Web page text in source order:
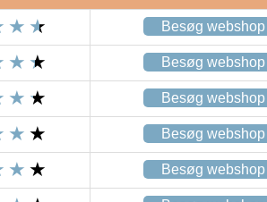
Besøg webshop
Besøg webshop
Besøg webshop
Besøg webshop
Besøg webshop